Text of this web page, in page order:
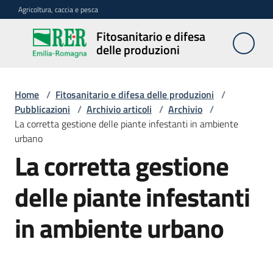
Vai al contenuto
Vai alla navigazione
Vai al footer
Agricoltura, caccia e pesca
Fitosanitario e difesa
delle produzioni
Fitosanitario
e difesa
produzioni
Avversità
delle
piante
Sorveglianza
Home / Fitosanitario e difesa delle produzioni /
Pubblicazioni / Archivio articoli / Archivio /
La corretta gestione delle piante infestanti in ambiente
urbano
La corretta gestione
delle piante infestanti
in ambiente urbano